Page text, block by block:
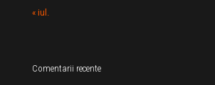
« iul.
Comentarii recente